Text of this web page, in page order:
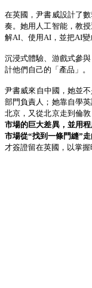
在英國，尹書威設計了
奏。她用人工智能，教授
解AI 、使用 AI ，並把AI變
沉浸式體驗、游戲式參
計他們自己的「產品」。
尹書威來自中國，她並
部門負責人；她靠自學
北京，又從北京走到倫
市場的巨大差異，並用
市場從“找到一條門縫”
才簽證留在英國， 以掌